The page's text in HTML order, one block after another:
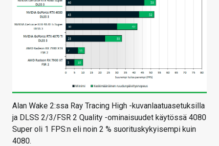
Alan Wake 2:ssa Ray Tracing High -kuvanlaatuasetuksilla
ja DLSS 2/3/FSR 2 Quality -ominaisuudet käytössä 4080
Super oli 1 FPS:n eli noin 2 % suorituskykyisempi kuin
4080.